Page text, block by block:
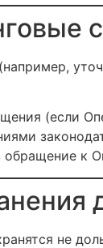
(если
обращение к
не